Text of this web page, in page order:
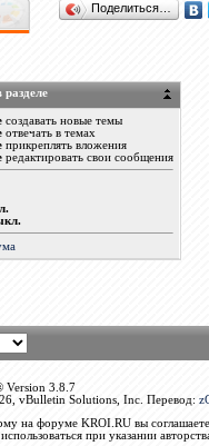
Поделиться…
создавать новые темы
отвечать в темах
прикреплять вложения
редактировать свои сообщения
Version 3.8.7
vBulletin Solutions, Inc. Перевод:
на форуме KROI.RU вы
при указании